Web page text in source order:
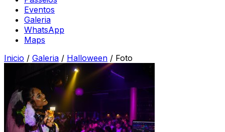
Eventos
Galeria
WhatsApp
Maps
Inicio / Galeria / Halloween / Foto